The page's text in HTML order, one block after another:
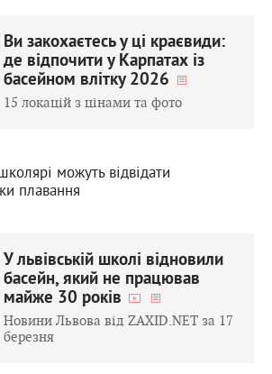
Ви закохаєтесь у ці краєвиди:
де відпочити у Карпатах із
басейном влітку 2026
15 локацій з цінами та фото
можуть відвідати
плавання
У львівській школі відновили
басейн, який не працював
майже 30 років
Новини Львова від ZAXID.NET за 17
березня